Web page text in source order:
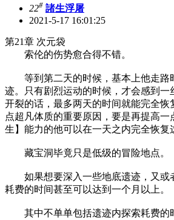
22# 諸生浮屠
2021-5-17 16:01:25
第21章 次元袋
索伦的伤势愈合得不错。
等到第二天的时候，基本上他走路
迹。只有剧烈运动的时候，才会感到一
开裂的话，最多两天的时间就能完全恢
点超凡体质的重要原因，要是再提高
生】能力的他可以在一天之内完全恢复
藏宝洞毕竟只是低级的冒险地点。
如果想要深入一些地底遗迹，又或
耗费的时间甚至可以达到一个月以上。
其中不单单包括遗迹内探索耗费的